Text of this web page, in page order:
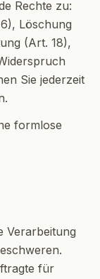
Rechte zu:
Löschung
(Art. 18),
Sie jederzeit
formlose
Verarbeitung
für